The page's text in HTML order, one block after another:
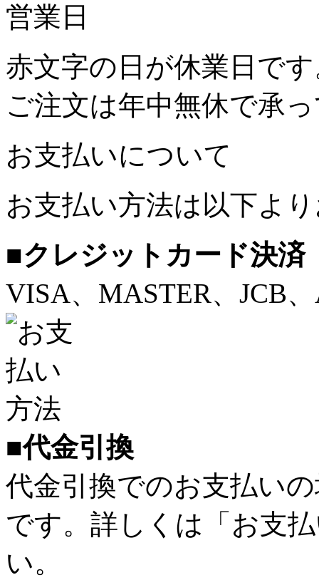
営業日
赤文字の日が休業日で
ご注文は年中無休で承
お支払いについて
お支払い方法は以下よ
■クレジットカード決済
VISA、MASTER、JCB
■代金引換
代金引換でのお支払い
です。詳しくは「お支
い。